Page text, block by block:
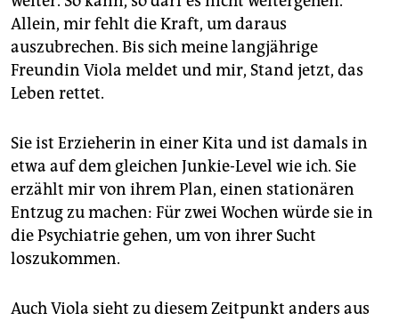
Allein, mir fehlt die Kraft, um daraus
auszubrechen. Bis sich meine langjährige
Freundin Viola meldet und mir, Stand jetzt, das
Leben rettet.
Sie ist Erzieherin in einer Kita und ist damals in
etwa auf dem gleichen Junkie-Level wie ich. Sie
erzählt mir von ihrem Plan, einen stationären
Entzug zu machen: Für zwei Wochen würde sie in
die Psychiatrie gehen, um von ihrer Sucht
loszukommen.
Auch Viola sieht zu diesem Zeitpunkt anders aus